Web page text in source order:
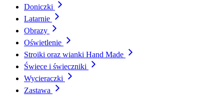
Doniczki
Latarnie
Obrazy
Oświetlenie
Stroiki oraz wianki Hand Made
Świece i świeczniki
Wycieraczki
Zastawa